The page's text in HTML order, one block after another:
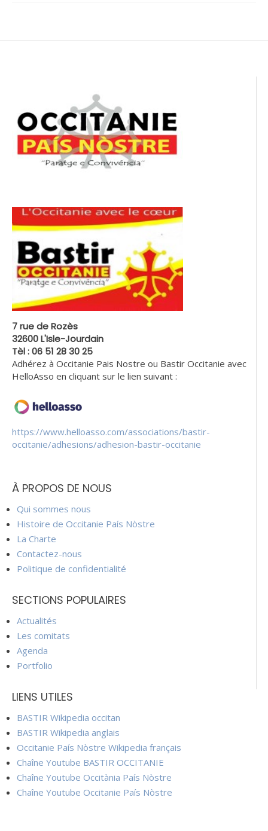
7 rue de Rozès
32600 L'Isle-Jourdain
Tèl : 06 51 28 30 25
Adhérez à Occitanie Pais Nostre ou Bastir Occitanie avec
HelloAsso en cliquant sur le lien suivant :
https://www.helloasso.com/associations/bastir-
occitanie/adhesions/adhesion-bastir-occitanie
À PROPOS DE NOUS
Qui sommes nous
Histoire de Occitanie País Nòstre
La Charte
Contactez-nous
Politique de confidentialité
SECTIONS POPULAIRES
Actualités
Les comitats
Agenda
Portfolio
LIENS UTILES
BASTIR Wikipedia occitan
BASTIR Wikipedia anglais
Occitanie País Nòstre Wikipedia français
Chaîne Youtube BASTIR OCCITANIE
Chaîne Youtube Occitània País Nòstre
Chaîne Youtube Occitanie País Nòstre